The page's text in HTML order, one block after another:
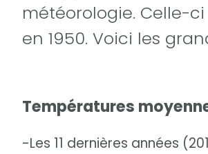
météorologie. Celle-
en 1950. Voici les
Températures
-Les 11 dernières années